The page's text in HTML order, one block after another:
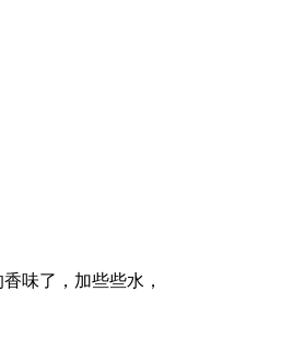
味了，加些些水，